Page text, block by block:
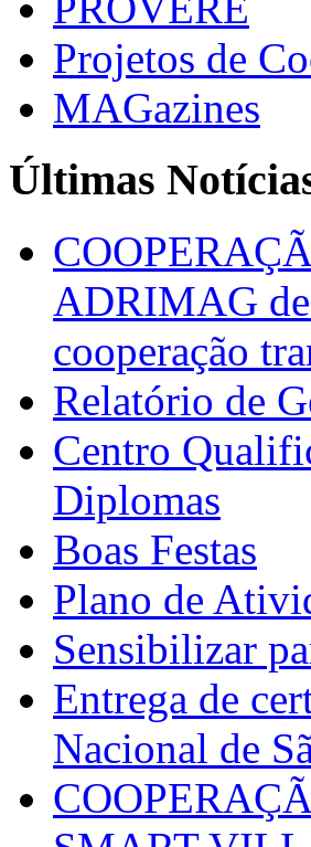
Projetos de
MAGazines
Últimas
ADRIMAG
cooperação
Relatório de
Centro
Diplomas
Boas Festas
Plano de
Sensibilizar
Entrega de
Nacional de